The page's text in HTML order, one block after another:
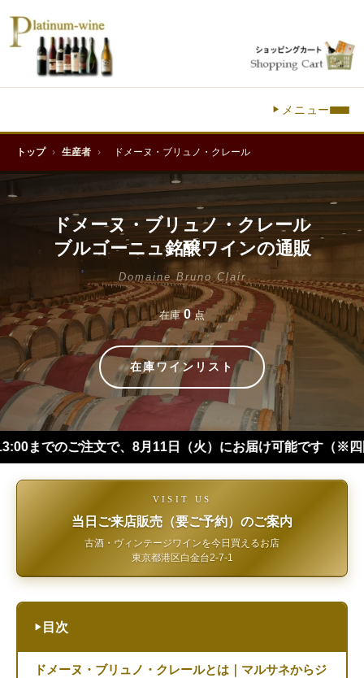
メニュー
トップ › 生産者 › ドメーヌ・ブリュノ・クレール
ドメーヌ・ブリュノ・クレール
ブルゴーニュ銘醸ワインの通販
Domaine Bruno Clair
在庫0 点
在庫ワインリスト
8月11日（火）にお届け可能です（※四国・中国・九州
VISIT US
当日ご来店販売（要ご予約）のご案内
古酒・ヴィンテージワインを今日買えるお店
東京都港区白金台2-7-1
▶ 目次
ドメーヌ・ブリュノ・クレールとは｜マルサネからジ